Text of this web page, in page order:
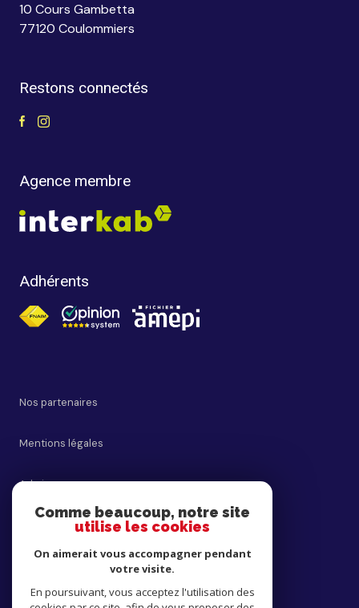
10 Cours Gambetta
77120 Coulommiers
Restons connectés
Agence membre
Adhérents
Nos partenaires
Mentions légales
Admin
Nos honoraires
Comme beaucoup, notre site
utilise les cookies
On aimerait vous accompagner pendant
votre visite.
En poursuivant, vous acceptez l'utilisation des